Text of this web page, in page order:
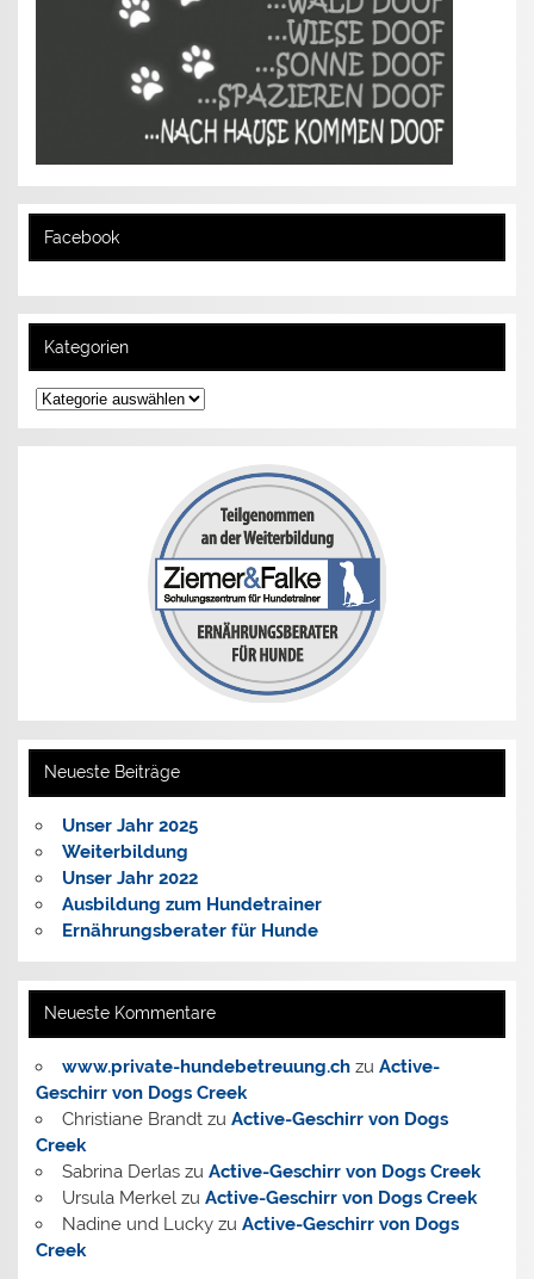
Facebook
Kategorien
Kategorien
Neueste Beiträge
Unser Jahr 2025
Weiterbildung
Unser Jahr 2022
Ausbildung zum Hundetrainer
Ernährungsberater für Hunde
Neueste Kommentare
www.private-hundebetreuung.chzu Active-
Geschirr von Dogs Creek
Christiane Brandtzu Active-Geschirr von Dogs
Creek
Sabrina Derlaszu Active-Geschirr von Dogs Creek
Ursula Merkelzu Active-Geschirr von Dogs Creek
Nadine und Luckyzu Active-Geschirr von Dogs
Creek